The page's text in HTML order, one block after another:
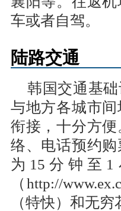
车或者自驾。
陆路交通
韩国交通基
与地方各城市
衔接，十分方
络、电话预约
为15分钟至
（http://
（特快）和无